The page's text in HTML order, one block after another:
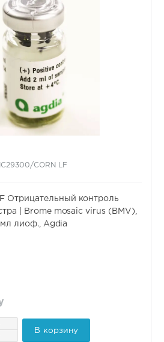
CORN LF
Отрицательный контроль
| Brome mosaic virus (BMV),
мл лиоф., Agdia
В корзину